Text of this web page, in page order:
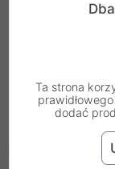
Osoba
Uniwersalna
Ta strona
dodać